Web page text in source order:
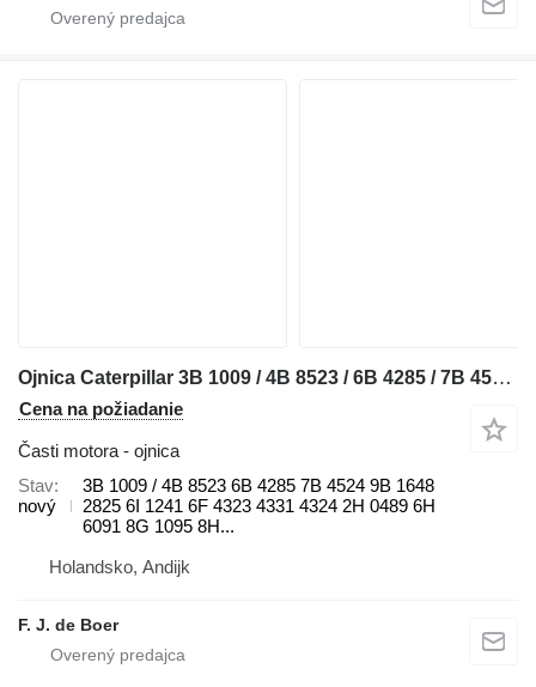
Ojnica Caterpillar 3B 1009 / 4B 8523 / 6B 4285 / 7B 4524 / 9B 1648 / 9B 2825 / 6I 1 na buldozéra Caterpillar 910 / 920 / 922 / 930 / 943 / 950 / 953 / 966 / 972 / 988 / D2 / D3 / D4 / D5 / D6 / D7 / D8 / D9 / RD8 / 213 / 214 / 215 / 224 / 225 / 235 / 316 / 320 / 322 / 325 / 330 / 345 / 814 / 815 / 816 / 950 / 972
Cena na požiadanie
Časti motora - ojnica
Stav
nový
3B 1009 / 4B 8523 6B 4285 7B 4524 9B 1648
2825 6I 1241 6F 4323 4331 4324 2H 0489 6H
6091 8G 1095 8H...
Holandsko, Andijk
F. J. de Boer